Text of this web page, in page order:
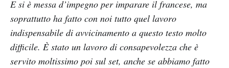
E si è messa d’impegno per imparare il francese, ma
soprattutto ha fatto con noi tutto quel lavoro
indispensabile di avvicinamento a questo testo molto
difficile. È stato un lavoro di consapevolezza che è
servito moltissimo poi sul set, anche se abbiamo fatto